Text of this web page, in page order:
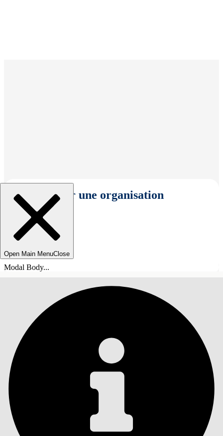
Sélectionner une organisation
Open Main MenuClose
Modal Body...
TABLE DES MATIÈRES